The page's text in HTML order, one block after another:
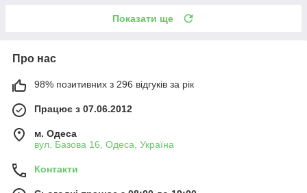
Показати ще
Про нас
98% позитивних з 296 відгуків за рік
Працює з 07.06.2012
м. Одеса
вул. Базова 16, Одеса, Україна
Контакти